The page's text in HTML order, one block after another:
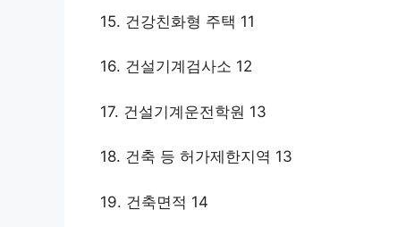
15. 건강친화형 주택 11
16. 건설기계검사소 12
17. 건설기계운전학원 13
18. 건축 등 허가제한지역 13
19. 건축면적 14